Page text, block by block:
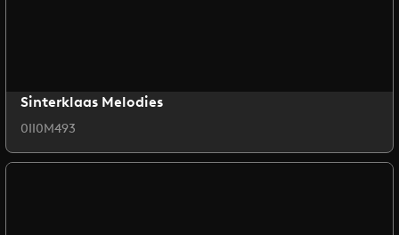
Sinterklaas Melodies
0II0M493